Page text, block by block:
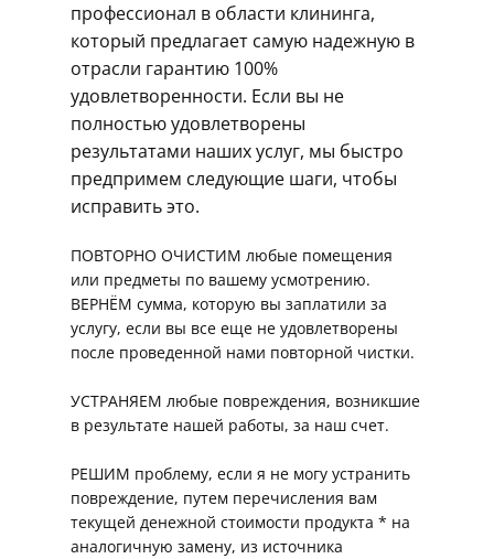
профессионал в области клининга,
который предлагает самую надежную в
отрасли гарантию 100%
удовлетворенности. Если вы не
полностью удовлетворены
результатами наших услуг, мы быстро
предпримем следующие шаги, чтобы
исправить это.
ПОВТОРНО ОЧИСТИМ любые помещения
или предметы по вашему усмотрению.
ВЕРНЁМ сумма, которую вы заплатили за
услугу, если вы все еще не удовлетворены
после проведенной нами повторной чистки.
УСТРАНЯЕМ любые повреждения, возникшие
в результате нашей работы, за наш счет.
РЕШИМ проблему, если я не могу устранить
повреждение, путем перечисления вам
текущей денежной стоимости продукта * на
аналогичную замену, из источника